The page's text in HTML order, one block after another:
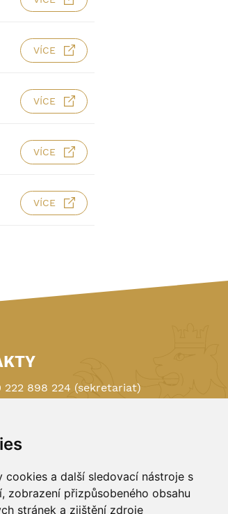
a další sledovací nástroje s
zobrazení přizpůsobeného obsahu
stránek a zjištění zdroje
VÍCE
VÍCE
VÍCE
VÍCE
222 898 224 (sekretariat)
1337/29, 110 00 Praha 1